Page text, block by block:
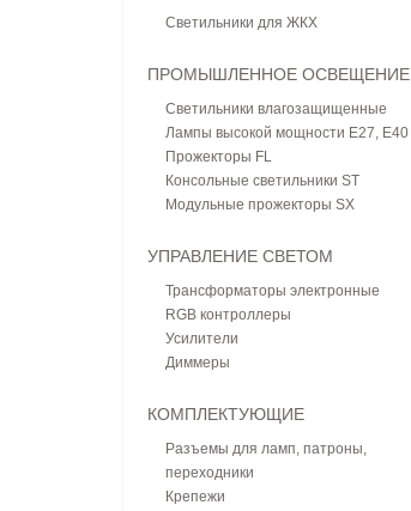
Светильники для ЖКХ
ПРОМЫШЛЕННОЕ ОСВЕЩЕНИЕ
Светильники влагозащищенные
Лампы высокой мощности E27, E40
Прожекторы FL
Консольные светильники ST
Модульные прожекторы SX
УПРАВЛЕНИЕ СВЕТОМ
Трансформаторы электронные
RGB контроллеры
Усилители
Диммеры
КОМПЛЕКТУЮЩИЕ
Разъемы для ламп, патроны,
переходники
Крепежи